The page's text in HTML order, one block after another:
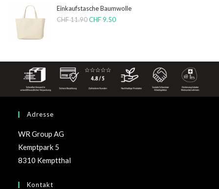
Einkaufstasche Baumwolle
CHF11.90 CHF9.50
Adresse
WR Group AG
Kemptpark 5
8310 Kemptthal
Kontakt